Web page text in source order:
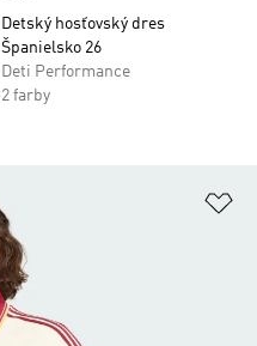
Detský hosťovský dres
Španielsko 26
Deti Performance
2 farby